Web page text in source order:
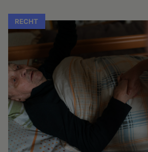
RECHT